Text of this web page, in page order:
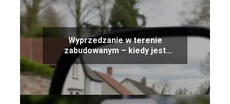
Wyprzedzanie w terenie
zabudowanym – kiedy jest